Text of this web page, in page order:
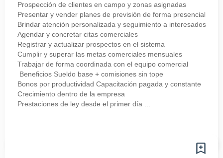
Prospección de clientes en campo y zonas asignadas
Presentar y vender planes de previsión de forma presencial
Brindar atención personalizada y seguimiento a interesados
Agendar y concretar citas comerciales
Registrar y actualizar prospectos en el sistema
Cumplir y superar las metas comerciales mensuales
Trabajar de forma coordinada con el equipo comercial
Beneficios Sueldo base + comisiones sin tope
Bonos por productividad Capacitación pagada y constante
Crecimiento dentro de la empresa
Prestaciones de ley desde el primer día ...